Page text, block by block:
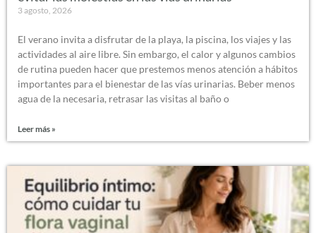
3 agosto, 2026
El verano invita a disfrutar de la playa, la piscina, los viajes y las
actividades al aire libre. Sin embargo, el calor y algunos cambios
de rutina pueden hacer que prestemos menos atención a hábitos
importantes para el bienestar de las vías urinarias. Beber menos
agua de la necesaria, retrasar las visitas al baño o
Leer más »